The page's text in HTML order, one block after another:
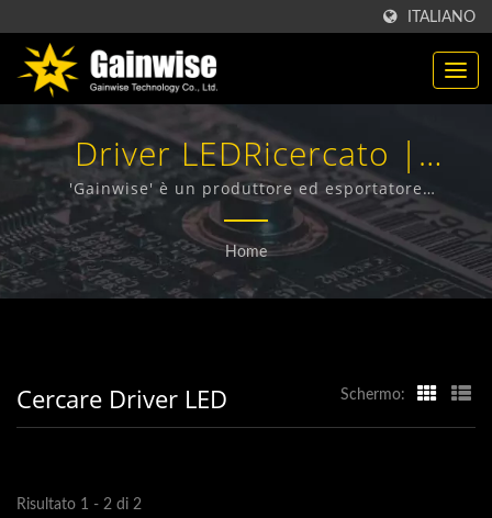
ITALIANO
Driver LEDRicercato |
Produttore Di Prodotti Di
Telecomunicazione Made In
Taiwan | Gainwise
'Gainwise' è un produttore ed esportatore
specializzato nella progettazione, sviluppo e
produzione di Terminali Wireless Fissi, Interfono 4G,
Apri Cancello 4G e Rilevatore di Fumo 4G.
Home
Cercare Driver LED Schermo:
Risultato 1 - 2 di 2